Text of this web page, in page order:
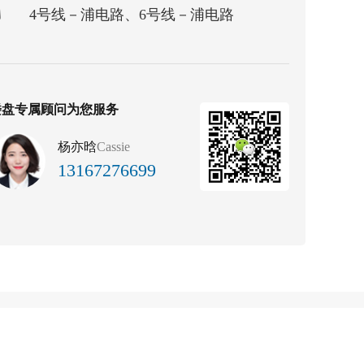
4号线－浦电路、6号线－浦电路
专属顾问为您服务
杨亦晗Cassie
13167276699